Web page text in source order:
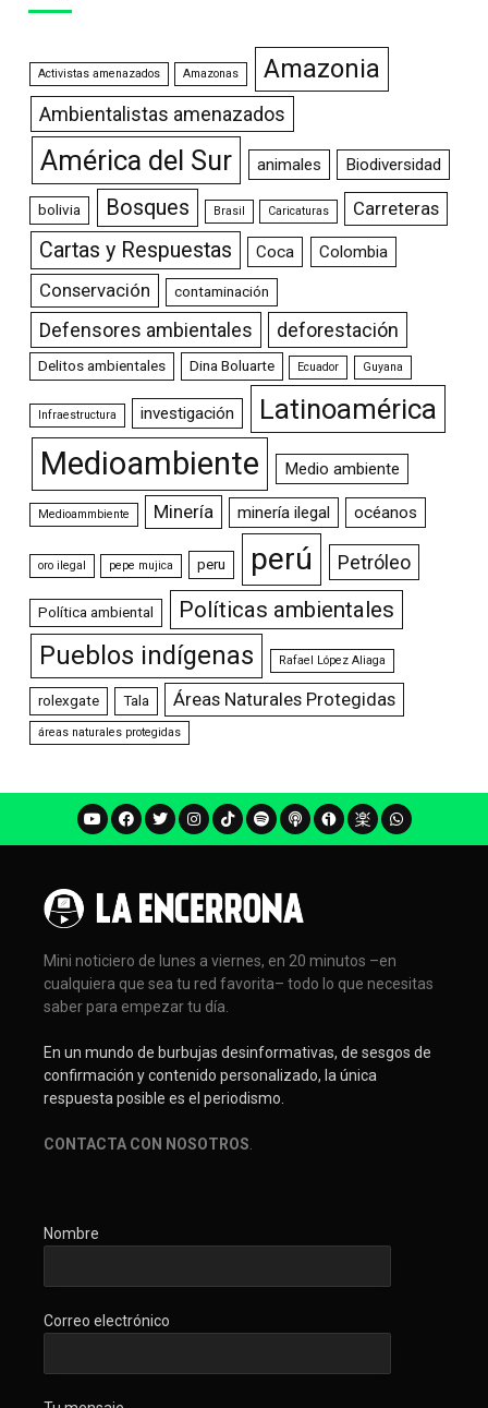
Activistas amenazados Amazonas Amazonia
Ambientalistas amenazados
América del Sur animales Biodiversidad
bolivia Bosques Brasil Caricaturas Carreteras
Cartas y Respuestas Coca Colombia
Conservación contaminación
Defensores ambientales deforestación
Delitos ambientales Dina Boluarte Ecuador Guyana
Infraestructura investigación Latinoamérica
Medioambiente Medio ambiente
Medioammbiente Minería minería ilegal océanos
oro ilegal pepe mujica peru perú Petróleo
Política ambiental Políticas ambientales
Pueblos indígenas Rafael López Aliaga
rolexgate Tala Áreas Naturales Protegidas
áreas naturales protegidas
Mini noticiero de lunes a viernes, en 20 minutos –en
cualquiera que sea tu red favorita– todo lo que necesitas
saber para empezar tu día.
En un mundo de burbujas desinformativas, de sesgos de
confirmación y contenido personalizado, la única
respuesta posible es el periodismo.
CONTACTA CON NOSOTROS
Nombre
Correo electrónico